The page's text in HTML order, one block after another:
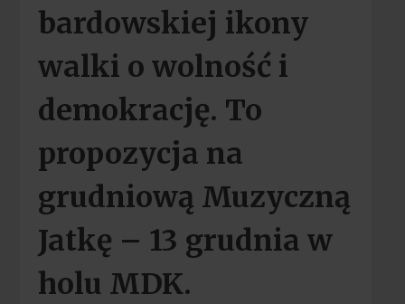
bardowskiej ikony
walki o wolność i
demokrację. To
propozycja na
grudniową Muzyczną
Jatkę – 13 grudnia w
holu MDK.